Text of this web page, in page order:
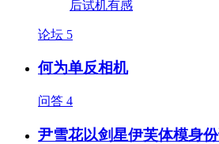
论坛 5
何为单反相机
问答 4
尹雪花以剑星伊芙体模身